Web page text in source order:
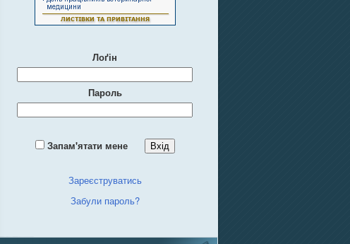
Лоґін
Пароль
Запам'ятати мене
Зареєструватись
Забули пароль?